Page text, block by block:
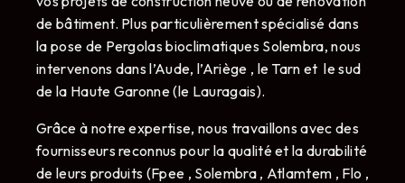
de bâtiment. Plus particulièrement spécialisé dans
la pose de Pergolas bioclimatiques Solembra, nous
intervenons dans l’Aude, l’Ariège , le Tarn et le sud
de la Haute Garonne (le Lauragais).
Grâce à notre expertise, nous travaillons avec des
fournisseurs reconnus pour la qualité et la durabilité
de leurs produits (Fpee , Solembra , Atlamtem , Flo ,